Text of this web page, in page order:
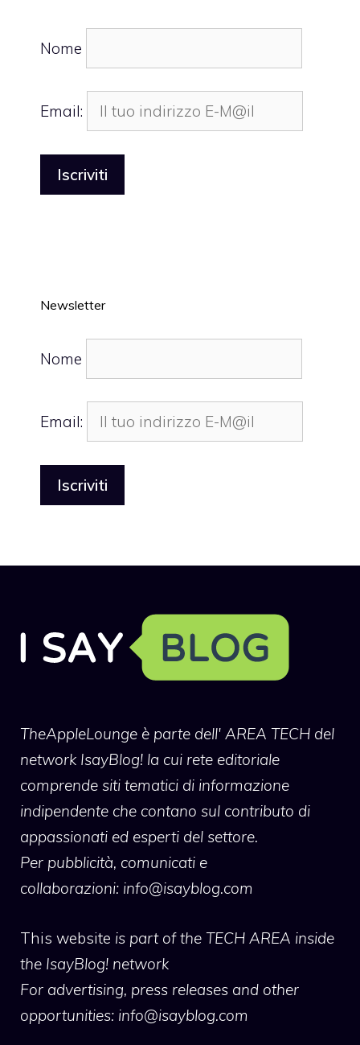
Nome
Email:
Newsletter
Nome
Email:
TheAppleLounge è parte dell' AREA TECH del
network IsayBlog! la cui rete editoriale
comprende siti tematici di informazione
indipendente che contano sul contributo di
appassionati ed esperti del settore.
Per pubblicità, comunicati e
collaborazioni: info@isayblog.com
This website is part of the TECH AREA inside
the IsayBlog! network
For advertising, press releases and other
opportunities: info@isayblog.com